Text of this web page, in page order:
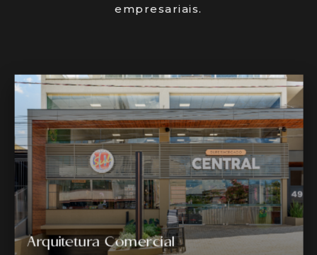
empresariais.
Arquitetura Comercial